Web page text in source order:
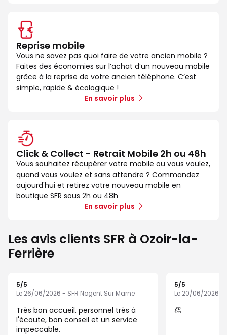
Reprise mobile
Vous ne savez pas quoi faire de votre ancien mobile ?
Faites des économies sur l’achat d’un nouveau mobile
grâce à la reprise de votre ancien téléphone. C’est
simple, rapide & écologique !
En savoir plus
Click & Collect - Retrait Mobile 2h ou 48h
Vous souhaitez récupérer votre mobile ou vous voulez,
quand vous voulez et sans attendre ? Commandez
aujourd'hui et retirez votre nouveau mobile en
boutique SFR sous 2h ou 48h
En savoir plus
Les avis clients SFR à Ozoir-la-
Ferrière
5/5
Le 26/06/2026 - SFR Nogent Sur Marne
Très bon accueil. personnel très à
l'écoute, bon conseil et un service
impeccable.
5/5
Le 20/06/2026 -
👏